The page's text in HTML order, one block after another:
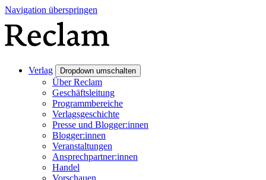
Navigation überspringen
Verlag Dropdown umschalten
Über Reclam
Geschäftsleitung
Programmbereiche
Verlagsgeschichte
Presse und Blogger:innen
Blogger:innen
Veranstaltungen
Ansprechpartner:innen
Handel
Vorschauen